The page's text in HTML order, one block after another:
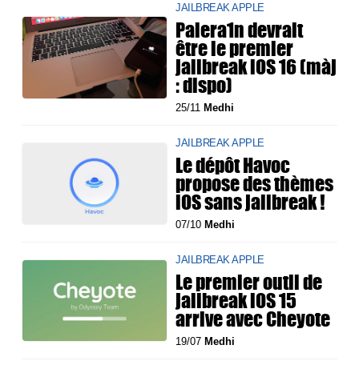
JAILBREAK APPLE
Palera1n devrait
être le premier
jailbreak iOS 16 (màj
: dispo)
25/11 Medhi
JAILBREAK APPLE
Le dépôt Havoc
propose des thèmes
iOS sans jailbreak !
07/10 Medhi
JAILBREAK APPLE
Le premier outil de
jailbreak iOS 15
arrive avec Cheyote
19/07 Medhi